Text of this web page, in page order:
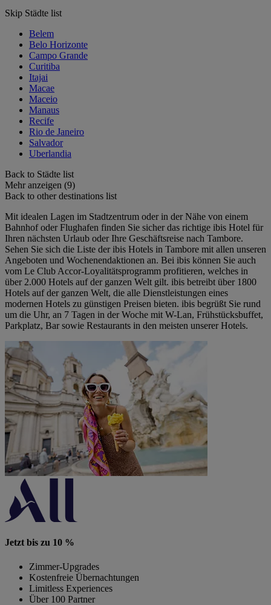
Skip Städte list
Belem
Belo Horizonte
Campo Grande
Curitiba
Itajai
Macae
Maceio
Manaus
Recife
Rio de Janeiro
Salvador
Uberlandia
Back to Städte list
Mehr anzeigen (9)
Back to other destinations list
Mit idealen Lagen im Stadtzentrum oder in der Nähe von einem
Bahnhof oder Flughafen finden Sie sicher das richtige ibis Hotel für
Ihren nächsten Urlaub oder Ihre Geschäftsreise nach Tambore.
Sehen Sie sich die Liste der ibis Hotels in Tambore mit allen unseren
Angeboten und Wochenendaktionen an. Bei ibis können Sie auch
vom Le Club Accor-Loyalitätsprogramm profitieren, welches in
über 2.000 Hotels auf der ganzen Welt gilt. ibis betreibt über 1800
Hotels auf der ganzen Welt, die alle Dienstleistungen eines
modernen Hotels zu günstigen Preisen bieten. ibis begrüßt Sie rund
um die Uhr, an 7 Tagen in der Woche mit W-Lan, Frühstücksbuffet,
Parkplatz, Bar sowie Restaurants in den meisten unserer Hotels.
Jetzt bis zu 10 %
Zimmer-Upgrades
Kostenfreie Übernachtungen
Limitless Experiences
Über 100 Partner